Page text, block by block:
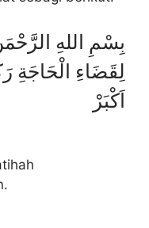
بِسْمِ اللهِ
لِقَضَاءِ الْحَاجَةِ
اَكْبَرْ